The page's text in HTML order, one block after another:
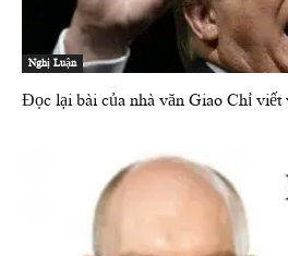
Nghị Luận
Đọc lại bài của nhà văn Giao Chỉ viết